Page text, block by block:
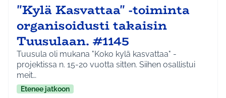
"Kylä Kasvattaa" -toiminta
organisoidusti takaisin
Tuusulaan. #1145
Tuusula oli mukana "Koko kylä kasvattaa" -
projektissa n. 15-20 vuotta sitten. Siihen osallistui
meit…
Etenee jatkoon